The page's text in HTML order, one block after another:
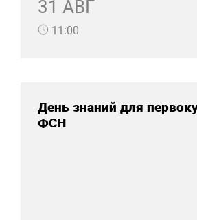
31 АВГ
11:00
День знаний для
ФСН